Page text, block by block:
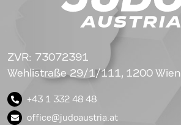
ZVR: 73072391
Wehlistraße 29/1/111, 1200 Wien
+43 1 332 48 48
office@judoaustria.at